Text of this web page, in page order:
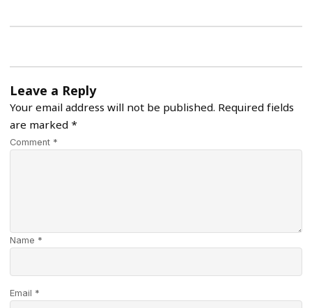
Leave a Reply
Your email address will not be published. Required fields
are marked *
Comment *
Name *
Email *